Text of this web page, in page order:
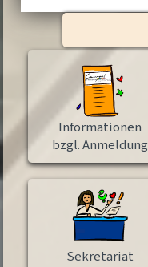
Informationen
bzgl. Anmeldung
Sekretariat